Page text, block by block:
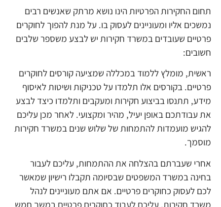
תחום החקירות הפרטיות הינו נושא מרתק שאנשים רבים
נמשכים אליו ומעוניינים לעסוק בו. על מנת להפוך לחוקרים
פרטיים שעובדים במשרד חקירות יש לבצע משספר שלבים
חשובים:
ראשית, מומלץ ללמוד במכללה שמציעה קורסים לחוקרים
פרטיים. בקורסים אלו תלמדו על טכניקות ושיטות לאיסוף
מידע, תתנסו בביצוע חקירות ומעקבים ותלמדו כיצד לבצע
את עבודתכם באופן יעיל, מהיר ומקצועי. לאחר מכן עליכם
להגיש מועמדות להתמחות של שלוש שנים במשרד חקירות
מוסמך.
אחרי שעברתם בהצלחה את ההתמחות, עליכם לעבור
בחינה במשרד המשפטים שבסיומה תקבלו רישיון שמאשר
לכם לעסוק כחוקרים פרטיים. אם אתם מעוניינים לנהל
משרד חקירות, עליכם לעבוד כחוקרים פרטיים במשך חמש